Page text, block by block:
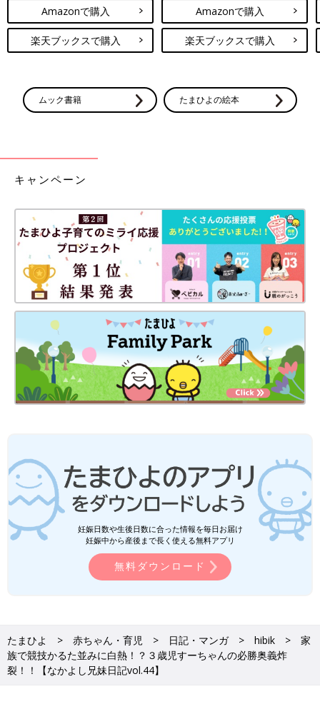
Amazonで購入
楽天ブックスで購入
Amazonで購入
楽天ブックスで購入
ムック書籍 たまひよの絵本
キャンペーン
妊娠日数や生後日数に合った情報を毎日お届け
妊娠中から産後まで長く使える無料アプリ
無料ダウンロード
たまひよ 赤ちゃん・育児 日記・マンガ hibik
家
族で競技かるた並みに白熱！？３歳児すーちゃんの必勝奥義炸
裂！！【なかよし兄妹日記vol.44】